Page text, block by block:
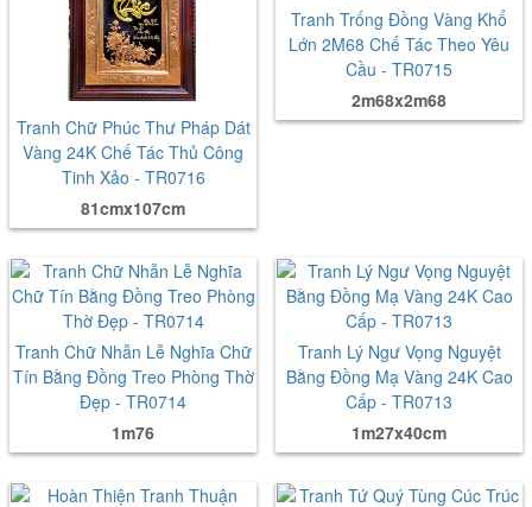
Tranh Chữ Phúc Thư Pháp Dát
Vàng 24K Chế Tác Thủ Công
Tinh Xảo - TR0716
81cmx107cm
Tranh Trống Đồng Vàng Khổ
Lớn 2M68 Chế Tác Theo Yêu
Cầu - TR0715
2m68x2m68
Tranh Chữ Nhẫn Lễ Nghĩa Chữ
Tín Bằng Đồng Treo Phòng Thờ
Đẹp - TR0714
1m76
Tranh Lý Ngư Vọng Nguyệt
Bằng Đồng Mạ Vàng 24K Cao
Cấp - TR0713
1m27x40cm